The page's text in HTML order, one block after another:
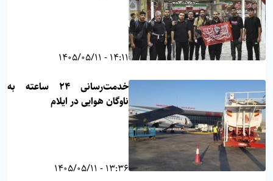
14:11 - 1405/05/11
خدمت‌رسانی ۲۴ ساعته به
ناوگان هوایی در ایلام
13:36 - 1405/05/11